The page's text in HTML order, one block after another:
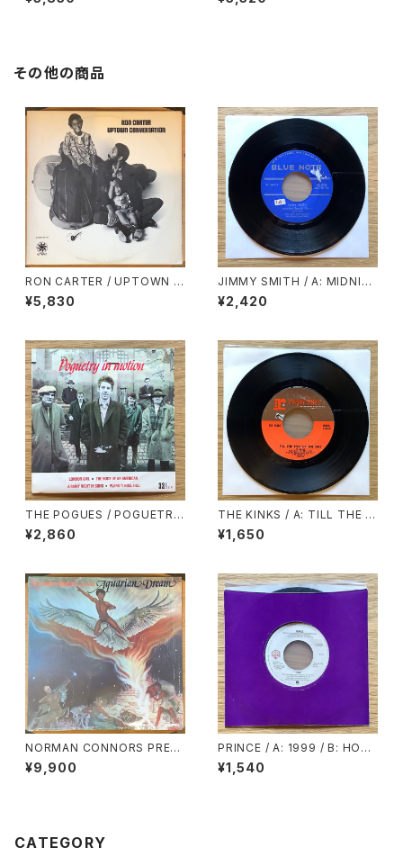
2: BIRDS
その他の商品
RON CARTER / UPTOWN C
ONVERSATION
¥5,830
JIMMY SMITH / A: MIDNIG
HT SPECIAL PART.1 / B: MI
DNIGHT SPECIAL PART.2
¥2,420
THE POGUES / POGUETRY
IN MOTION
¥2,860
THE KINKS / A: TILL THE E
ND OF THE DAY / B: WHER
E HAVE ALL THE GOOD TI
¥1,650
NORMAN CONNORS PRESE
NTS AQUARIAN DREAM / A
QUARIAN DREAM
¥9,900
PRINCE / A: 1999 / B: HOW
COME U DON’T CALL ME A
NYMORE?
¥1,540
CATEGORY